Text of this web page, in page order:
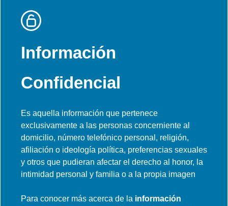
Información
Confidencial
Es aquella información que pertenece
exclusivamente a las personas concerniente al
domicilio, número telefónico personal, religión,
afiliación o ideología política, preferencias sexuales
y otros que pudieran afectar el derecho al honor, la
intimidad personal y familia o a la propia imagen
Para conocer más acerca de la información